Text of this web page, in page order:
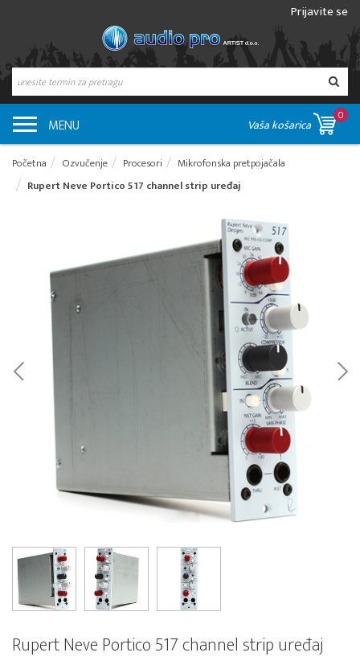
Prijavite se
MENU Vaša košarica
0
Početna Ozvučenje Procesori
Mikrofonska pretpojačala
Rupert Neve Portico 517 channel strip uređaj
Rupert Neve Portico 517 channel strip uređaj